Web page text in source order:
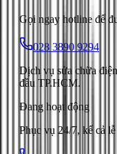
Gọi ngay hotline để
028 3890 9294
Dịch vụ sửa chữa
đầu TP.HCM.
Đang hoạt động
Phục vụ 24/7, kể cả